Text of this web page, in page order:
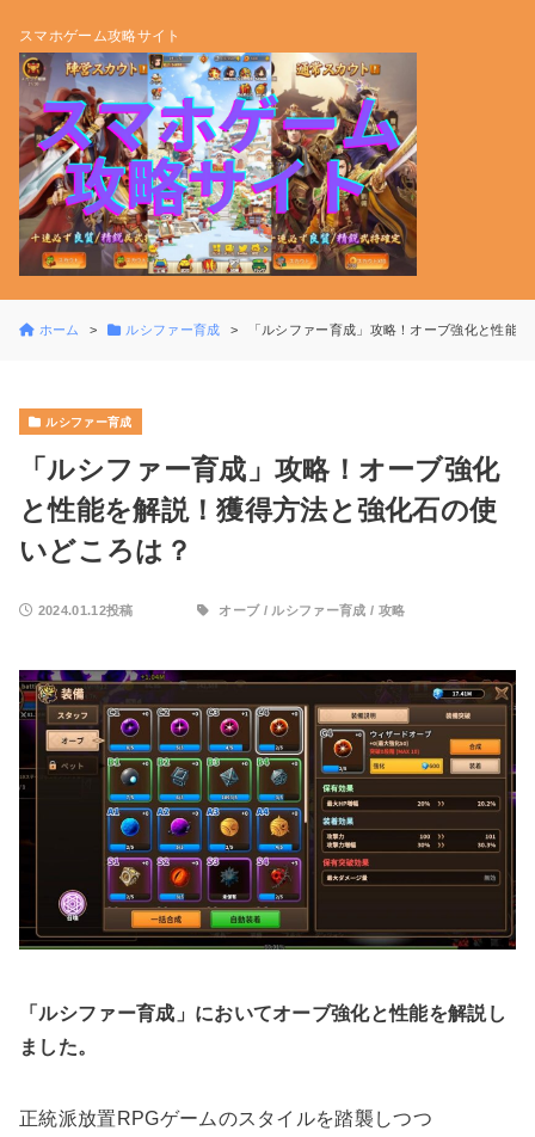
スマホゲーム攻略サイト
ホーム ルシファー育成 「ルシファー育成」攻略！オーブ強化と性能
ルシファー育成
「ルシファー育成」攻略！オーブ強化
と性能を解説！獲得方法と強化石の使
いどころは？
2024.01.12投稿 オーブ / ルシファー育成 / 攻略
「ルシファー育成」においてオーブ強化と性能を解説し
ました。
正統派放置RPGゲームのスタイルを踏襲しつつ